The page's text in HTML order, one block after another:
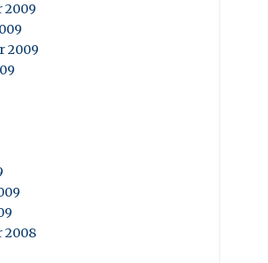
2009
2009
2008